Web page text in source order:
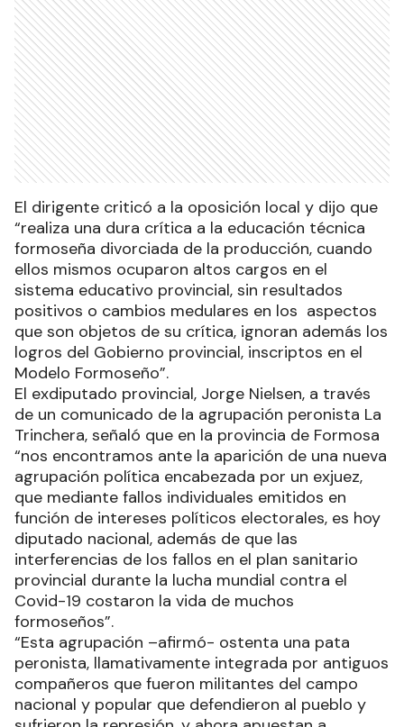
El dirigente criticó a la oposición local y dijo que
“realiza una dura crítica a la educación técnica
formoseña divorciada de la producción, cuando
ellos mismos ocuparon altos cargos en el
sistema educativo provincial, sin resultados
positivos o cambios medulares en los aspectos
que son objetos de su crítica, ignoran además los
logros del Gobierno provincial, inscriptos en el
Modelo Formoseño”.
El exdiputado provincial, Jorge Nielsen, a través
de un comunicado de la agrupación peronista La
Trinchera, señaló que en la provincia de Formosa
“nos encontramos ante la aparición de una nueva
agrupación política encabezada por un exjuez,
que mediante fallos individuales emitidos en
función de intereses políticos electorales, es hoy
diputado nacional, además de que las
interferencias de los fallos en el plan sanitario
provincial durante la lucha mundial contra el
Covid-19 costaron la vida de muchos
formoseños”.
“Esta agrupación –afirmó- ostenta una pata
peronista, llamativamente integrada por antiguos
compañeros que fueron militantes del campo
nacional y popular que defendieron al pueblo y